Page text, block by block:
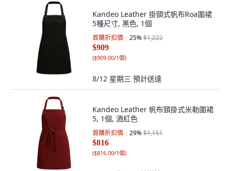
Kandeo Leather 掛頸式帆布Roa圍裙
5種尺寸, 黑色, 1個
首購折扣價 25%$1,222
$909
($909.00/1個)
8/12 星期三 預計送達
Kandeo Leather 帆布頸掛式米勒圍裙
5, 1個, 酒紅色
首購折扣價 29%$1,151
$816
($816.00/1個)